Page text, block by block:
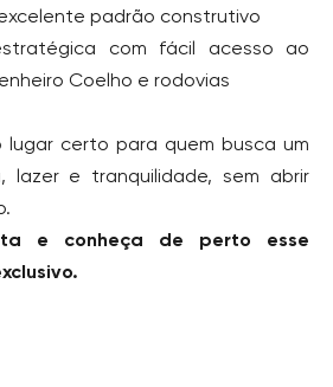
padrão construtivo
com fácil acesso ao
Coelho e rodovias
lugar certo para quem busca um
lazer e tranquilidade, sem abrir
e conheça de perto esse